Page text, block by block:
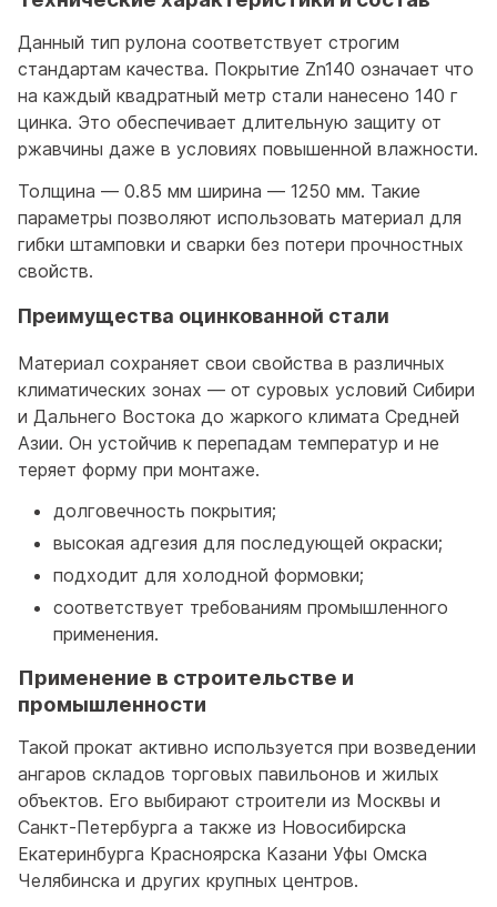
Данный тип рулона соответствует строгим
стандартам качества. Покрытие Zn140 означает что
на каждый квадратный метр стали нанесено 140 г
цинка. Это обеспечивает длительную защиту от
ржавчины даже в условиях повышенной влажности.
Толщина — 0.85 мм ширина — 1250 мм. Такие
параметры позволяют использовать материал для
гибки штамповки и сварки без потери прочностных
свойств.
Преимущества оцинкованной стали
Материал сохраняет свои свойства в различных
климатических зонах — от суровых условий Сибири
и Дальнего Востока до жаркого климата Средней
Азии. Он устойчив к перепадам температур и не
теряет форму при монтаже.
долговечность покрытия;
высокая адгезия для последующей окраски;
подходит для холодной формовки;
соответствует требованиям промышленного
применения.
Применение в строительстве и
промышленности
Такой прокат активно используется при возведении
ангаров складов торговых павильонов и жилых
объектов. Его выбирают строители из Москвы и
Санкт-Петербурга а также из Новосибирска
Екатеринбурга Красноярска Казани Уфы Омска
Челябинска и других крупных центров.